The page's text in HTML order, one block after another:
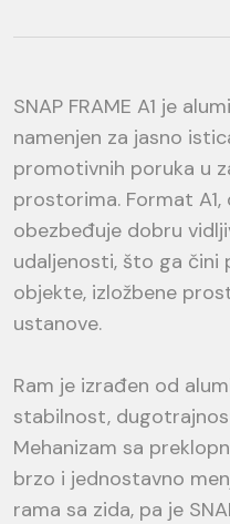
SNAP FRAME A1 je
namenjen za jasno
promotivnih poruka u
prostorima. Format
obezbeđuje dobru
udaljenosti, što ga čini
objekte, izložbene
ustanove.
Ram je izrađen od
stabilnost,
Mehanizam sa
brzo i jednostavno
rama sa zida, pa je